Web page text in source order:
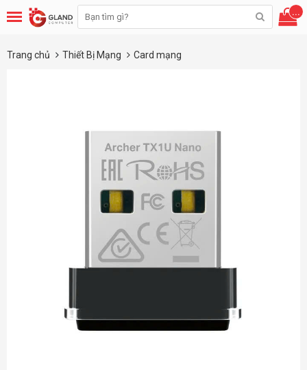
...
Trang chủ Thiết Bị Mạng Card mạng